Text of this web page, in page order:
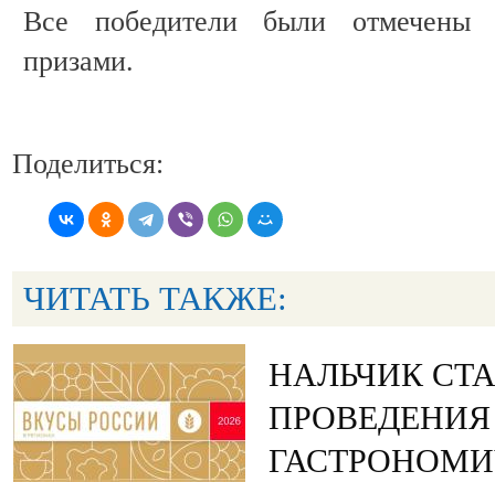
Все победители были
призами.
Поделиться:
ЧИТАТЬ ТАКЖЕ:
НАЛЬЧИК
ПРОВЕДЕНИЯ